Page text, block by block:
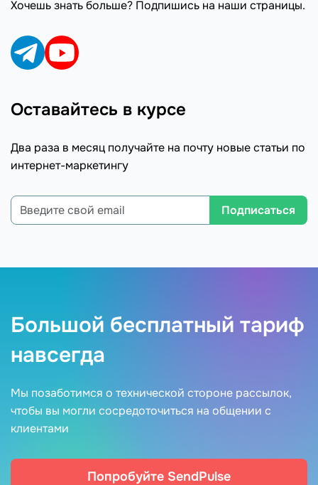
Хочешь знать больше? Подпишись на наши страницы.
Оставайтесь в курсе
Два раза в месяц получайте на почту новые статьи по
интернет-маркетингу
Подписаться
Большой бесплатный тариф
навсегда
Мы позаботимся о технической стороне рассылок,
чтобы вы могли сосредоточиться на общении с
клиентами
Попробуйте SendPulse